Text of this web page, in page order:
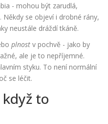
- mohou být zarudlá,
se objeví i drobné rány,
neustále dráždí tkáně.
plnost v pochvě - jako by
ale je to nepříjemné.
styku. To není normální
se léčit.
když to